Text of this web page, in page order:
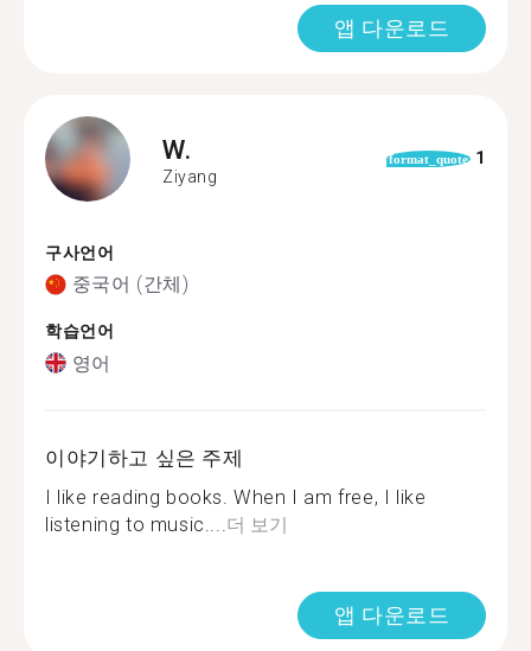
앱 다운로드
W.
Ziyang
format_quote 1
구사언어
중국어 (간체)
학습언어
영어
이야기하고 싶은 주제
I like reading books. When I am free, I like
listening to music.... 더 보기
앱 다운로드